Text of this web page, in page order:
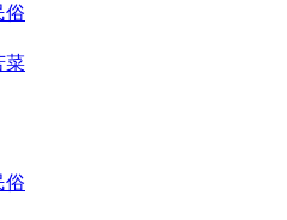
俗
菜
俗